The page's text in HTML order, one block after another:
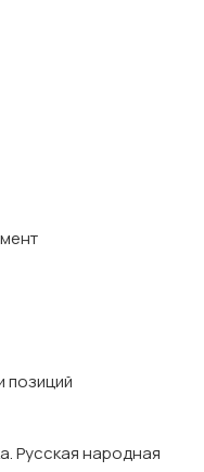
позиций
Русская народная